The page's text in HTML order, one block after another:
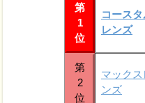
第
1
位
コース
レンズ
第
2
位
マックス
ンズ